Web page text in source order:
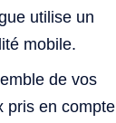
utilise un
mobile.
de vos
pris en compte